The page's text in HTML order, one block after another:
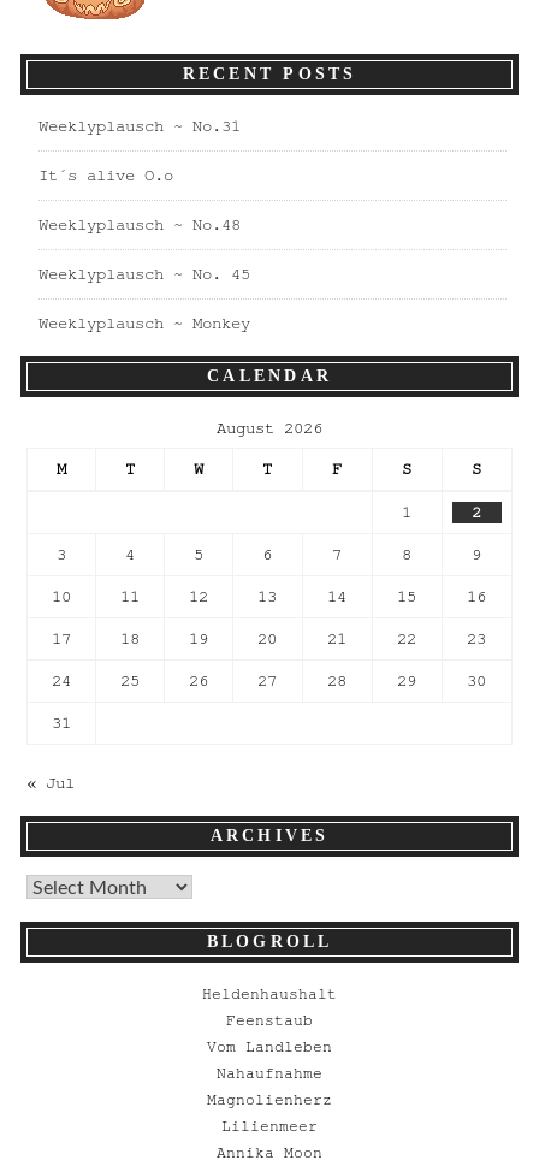
RECENT POSTS
Weeklyplausch ~ No.31
It´s alive O.o
Weeklyplausch ~ No.48
Weeklyplausch ~ No. 45
Weeklyplausch ~ Monkey
CALENDAR
August 2026
M
T W T F S S
1 2
3 4 5 6 7 8 9
10 11 12 13 14 15 16
17 18 19 20 21 22 23
24 25 26 27 28 29 30
31
« Jul
ARCHIVES
BLOGROLL
Heldenhaushalt
Feenstaub
Vom Landleben
Nahaufnahme
Magnolienherz
Lilienmeer
Annika Moon